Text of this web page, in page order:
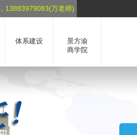
13883979083(万老师)
体系建设
景方渝
商学院